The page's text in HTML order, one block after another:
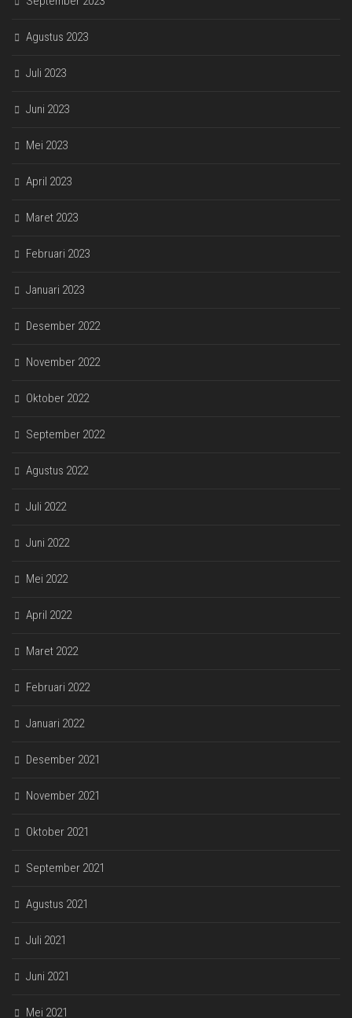
Agustus 2023
Juli 2023
Juni 2023
Mei 2023
April 2023
Maret 2023
Februari 2023
Januari 2023
Desember 2022
November 2022
Oktober 2022
September 2022
Agustus 2022
Juli 2022
Juni 2022
Mei 2022
April 2022
Maret 2022
Februari 2022
Januari 2022
Desember 2021
November 2021
Oktober 2021
September 2021
Agustus 2021
Juli 2021
Juni 2021
Mei 2021